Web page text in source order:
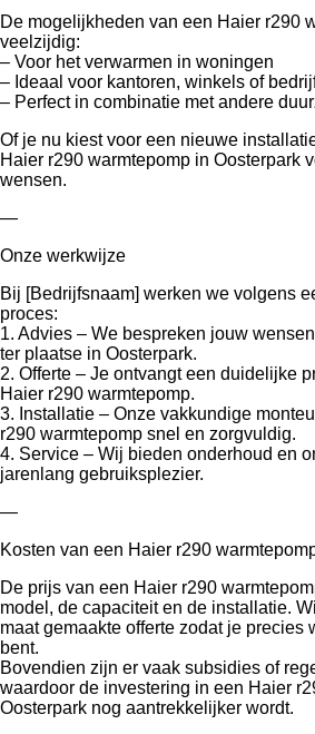
De mogelijkheden van een Haier r290
veelzijdig:
– Voor het verwarmen in woningen
– Ideaal voor kantoren, winkels of
– Perfect in combinatie met andere
Of je nu kiest voor een nieuwe
Haier r290 warmtepomp in Oosterpark
wensen.
—
Onze werkwijze
Bij [Bedrijfsnaam] werken we volgens
proces:
1. Advies – We bespreken jouw
ter plaatse in Oosterpark.
2. Offerte – Je ontvangt een duidelijke
Haier r290 warmtepomp.
3. Installatie – Onze vakkundige
r290 warmtepomp snel en zorgvuldig.
4. Service – Wij bieden onderhoud en
jarenlang gebruiksplezier.
—
Kosten van een Haier r290
De prijs van een Haier r290
model, de capaciteit en de installatie.
maat gemaakte offerte zodat je precies
bent.
Bovendien zijn er vaak subsidies of
waardoor de investering in een Haier
Oosterpark nog aantrekkelijker wordt.